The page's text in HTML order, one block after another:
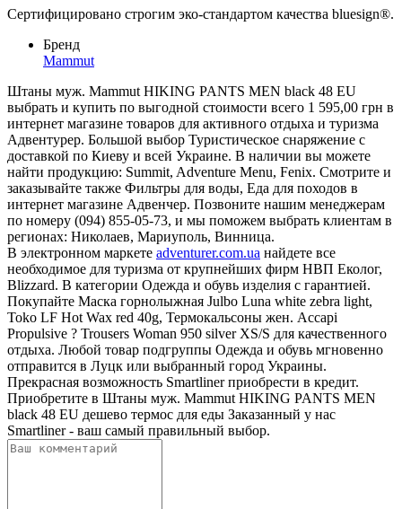
Сертифицировано строгим эко-стандартом качества bluesign®.
Бренд
Mammut
Штаны муж. Mammut HIKING PANTS MEN black 48 EU
выбрать и купить по выгодной стоимости всего 1 595,00 грн в
интернет магазине товаров для активного отдыха и туризма
Адвентурер. Большой выбор Туристическое снаряжение с
доставкой по Киеву и всей Украине. В наличии вы можете
найти продукцию: Summit, Adventure Menu, Fenix. Смотрите и
заказывайте также Фильтры для воды, Еда для походов в
интернет магазине Адвенчер. Позвоните нашим менеджерам
по номеру (094) 855-05-73, и мы поможем выбрать клиентам в
регионах: Николаев, Мариуполь, Винница.
В электронном маркете adventurer.com.ua найдете все
необходимое для туризма от крупнейших фирм НВП Еколог,
Blizzard. В категории Одежда и обувь изделия с гарантией.
Покупайте Маска горнолыжная Julbo Luna white zebra light,
Toko LF Hot Wax red 40g, Термокальсоны жен. Accapi
Propulsive ? Trousers Woman 950 silver XS/S для качественного
отдыха. Любой товар подгруппы Одежда и обувь мгновенно
отправится в Луцк или выбранный город Украины.
Прекрасная возможность Smartliner приобрести в кредит.
Приобретите в Штаны муж. Mammut HIKING PANTS MEN
black 48 EU дешево термос для еды Заказанный у нас
Smartliner - ваш самый правильный выбор.